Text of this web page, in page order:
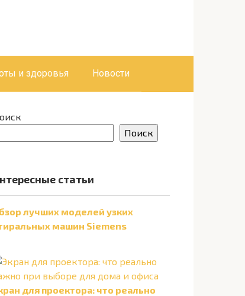
и здоровья Новости
Поиск
статьи
лучших моделей узких
машин Siemens
для проектора: что реально